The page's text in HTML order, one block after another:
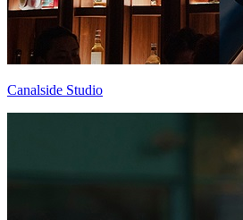
Canalside Studio